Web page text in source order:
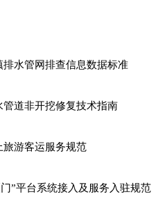
排水管网排查信息数据标准
管道非开挖修复技术指南
旅游客运服务规范
”平台系统接入及服务入驻规范